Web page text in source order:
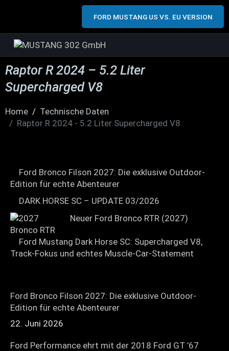
FORD MUSTANG US VS. EU VERSION
Raptor R 2024 – 5.2 Liter
Supercharged V8
Home
Technische Daten
Raptor R 2024 - 5.2 Liter Supercharged V8
Ford Bronco Filson 2027: Die exklusive Outdoor-
Edition für echte Abenteurer
DARK HORSE SC – UPDATE 03/2026
Neuer Ford Bronco RTR (2027)
Ford Mustang Dark Horse SC: Supercharged V8,
Track-Fokus und echtes Muscle-Car-Statement
Ford Bronco Filson 2027: Die exklusive Outdoor-
Edition für echte Abenteurer
22. Juni 2026
Ford Performance ehrt mit der 2018 Ford GT ’67